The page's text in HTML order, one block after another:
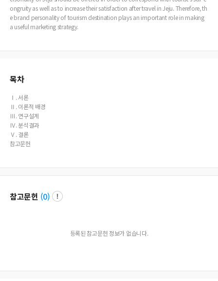
ongruity as well as to increase their satisfaction after travel in Jeju. Therefore, th
e brand personality of tourism destination plays an important role in making
a useful marketing strategy.
목차
Ⅰ. 서론
Ⅱ. 이론적 배경
Ⅲ. 연구설계
Ⅳ. 분석결과
Ⅴ. 결론
참고문헌
참고문헌 (0)
등록된 참고문헌 정보가 없습니다.